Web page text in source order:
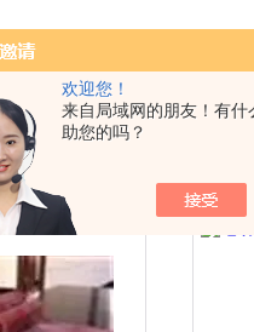
欢迎您！
来自局域网的朋友！有什
助您的吗？